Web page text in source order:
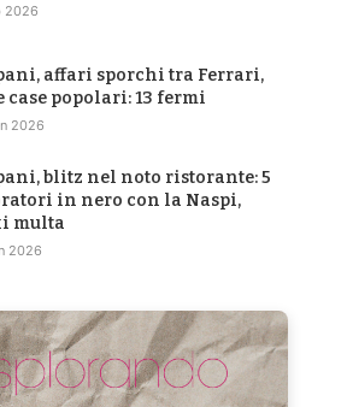
2026
affari sporchi tra Ferrari,
case popolari: 13 fermi
2026
blitz nel noto ristorante: 5
in nero con la Naspi,
multa
2026